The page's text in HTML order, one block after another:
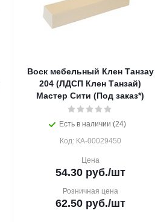
Воск мебельный Клен Танзау
204 (ЛДСП Клен Танзай)
Мастер Сити (Под заказ*)
Есть в наличии (24)
Код: КА-00029450
Цена
54.30руб./шт
Розничная цена
62.50руб./шт